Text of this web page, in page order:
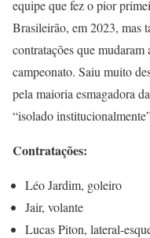
equipe que fez o pior
Brasileirão, em 2023, mas
contratações que
campeonato. Saiu muito
pela maioria esmagadora
“isolado
Contratações:
Léo Jardim, goleiro
Jair, volante
Lucas Piton, lateral-